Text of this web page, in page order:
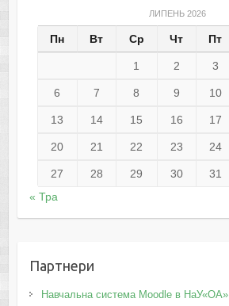
ЛИПЕНЬ 2026
Пн Вт Ср Чт Пт
1 2 3
6 7 8 9 10
13 14 15 16 17
20 21 22 23 24
27 28 29 30
31
« Тра
Партнери
Навчальна система Moodle в НаУ«ОА»